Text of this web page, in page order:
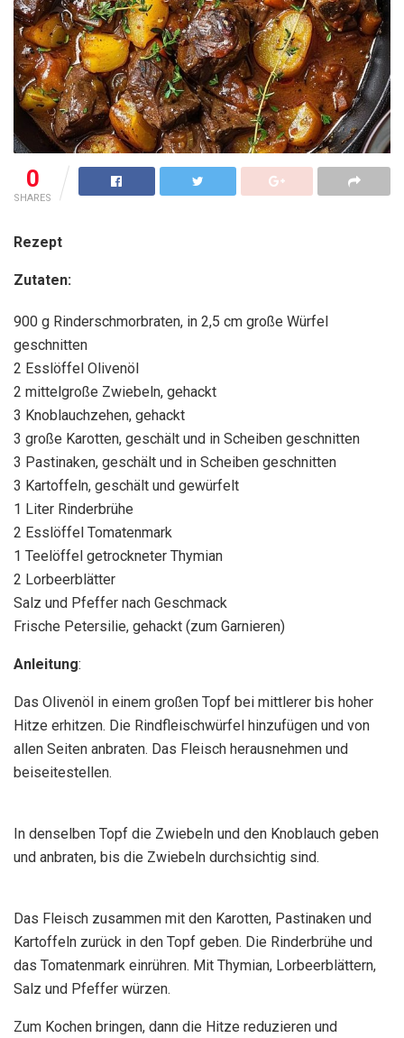
0
SHARES
Rezept
Zutaten:
900 g Rinderschmorbraten, in 2,5 cm große Würfel
geschnitten
2 Esslöffel Olivenöl
2 mittelgroße Zwiebeln, gehackt
3 Knoblauchzehen, gehackt
3 große Karotten, geschält und in Scheiben geschnitten
3 Pastinaken, geschält und in Scheiben geschnitten
3 Kartoffeln, geschält und gewürfelt
1 Liter Rinderbrühe
2 Esslöffel Tomatenmark
1 Teelöffel getrockneter Thymian
2 Lorbeerblätter
Salz und Pfeffer nach Geschmack
Frische Petersilie, gehackt (zum Garnieren)
Anleitung:
Das Olivenöl in einem großen Topf bei mittlerer bis hoher
Hitze erhitzen. Die Rindfleischwürfel hinzufügen und von
allen Seiten anbraten. Das Fleisch herausnehmen und
beiseitestellen.
In denselben Topf die Zwiebeln und den Knoblauch geben
und anbraten, bis die Zwiebeln durchsichtig sind.
Das Fleisch zusammen mit den Karotten, Pastinaken und
Kartoffeln zurück in den Topf geben. Die Rinderbrühe und
das Tomatenmark einrühren. Mit Thymian, Lorbeerblättern,
Salz und Pfeffer würzen.
Zum Kochen bringen, dann die Hitze reduzieren und